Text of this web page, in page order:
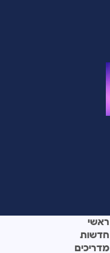
ראשי
חדשות
מדריכים